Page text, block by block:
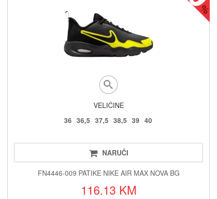
VELIČINE
36 36,5 37,5 38,5 39 40
NARUČI
FN4446-009 PATIKE NIKE AIR MAX NOVA BG
116.13 KM